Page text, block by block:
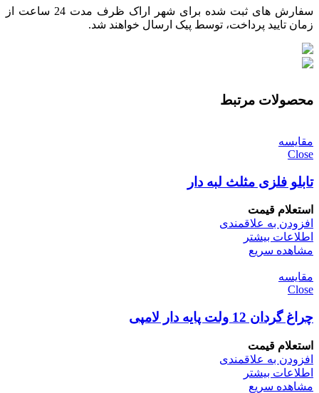
سفارش های ثبت شده برای شهر اراک ظرف مدت 24 ساعت از
زمان تایید پرداخت، توسط پیک ارسال خواهند شد.
محصولات مرتبط
مقایسه
Close
تابلو فلزی مثلث لبه دار
استعلام قیمت
افزودن به علاقمندی
اطلاعات بیشتر
مشاهده سریع
مقایسه
Close
چراغ گردان 12 ولت پایه دار لامپی
استعلام قیمت
افزودن به علاقمندی
اطلاعات بیشتر
مشاهده سریع